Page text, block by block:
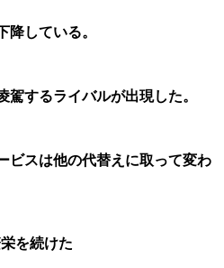
している。
するライバルが出現した。
ビスは他の代替えに取って変わ
を続けた